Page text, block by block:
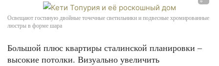
Освещают гостиную двойные точечные светильники и подвесные хромированные
люстры в форме шара
Большой плюс квартиры сталинской планировки –
высокие потолки. Визуально увеличить